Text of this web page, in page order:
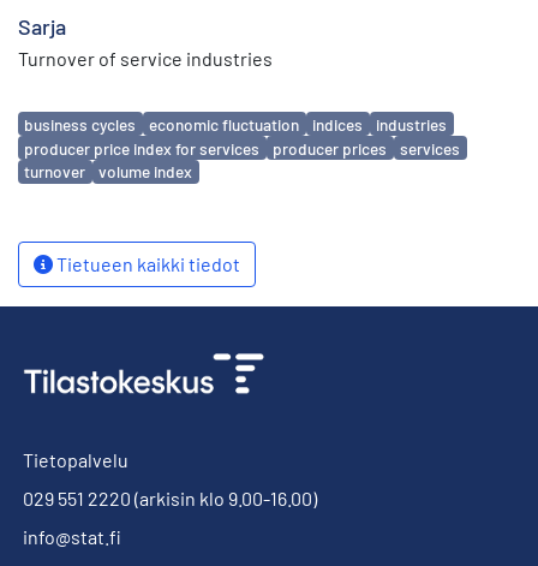
Sarja
Turnover of service industries
Avainsanat
business cycles economic fluctuation indices
industries
producer price index for services
producer prices
services
turnover
volume index
Tietueen kaikki tiedot
Tietopalvelu
029 551 2220 (arkisin klo 9.00-16.00)
info@stat.fi